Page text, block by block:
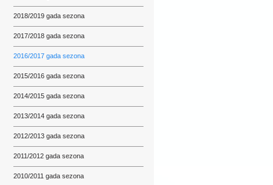
2018/2019 gada sezona
2017/2018 gada sezona
2016/2017 gada sezona
2015/2016 gada sezona
2014/2015 gada sezona
2013/2014 gada sezona
2012/2013 gada sezona
2011/2012 gada sezona
2010/2011 gada sezona